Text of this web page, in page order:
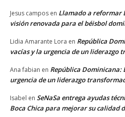
Jesus campos en Llamado a reformar
visión renovada para el béisbol
Lidia Amarante Lora en República
vacías y la urgencia de un liderazgo
Ana fabian en República Dominicana:
urgencia de un liderazgo
Isabel en SeNaSa entrega ayudas
Boca Chica para mejorar su calidad